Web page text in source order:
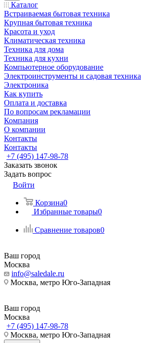
Каталог
Встраиваемая бытовая техника
Крупная бытовая техника
Красота и уход
Климатическая техника
Техника для дома
Техника для кухни
Компьютерное оборудование
Электроинструменты и садовая техника
Электроника
Как купить
Оплата и доставка
По вопросам рекламации
Компания
О компании
Контакты
Контакты
+7 (495) 147-98-78
Заказать звонок
Задать вопрос
Войти
Корзина0
Избранные товары0
Сравнение товаров0
Ваш город
Москва
info@saledale.ru
Москва, метро Юго-Западная
Ваш город
Москва
+7 (495) 147-98-78
Москва, метро Юго-Западная